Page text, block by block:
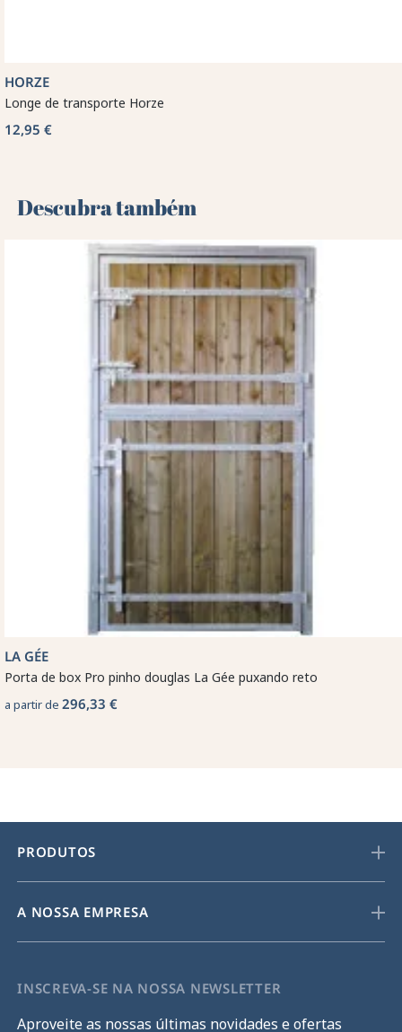
HORZE
Longe de transporte Horze
12,95 €
Descubra também 🌻
LA GÉE
Porta de box Pro pinho douglas La Gée puxando reto
a partir de 296,33 €
PRODUTOS
A NOSSA EMPRESA
INSCREVA-SE NA NOSSA NEWSLETTER
Aproveite as nossas últimas novidades e ofertas